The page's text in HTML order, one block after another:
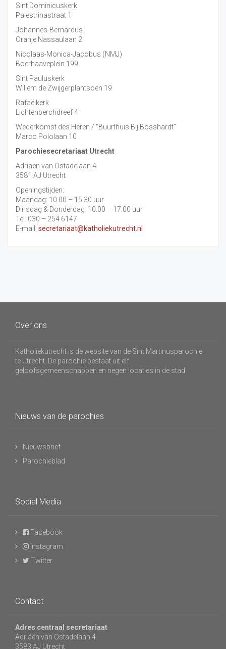
Sint Dominicuskerk
Palestrinastraat 1
Johannes-Bernardus
Oranje Nassaulaan 2
Nicolaas-Monica-Jacobus (NMJ)
Boerhaaveplein 199
Sint Pauluskerk
Willem de Zwijgerplantsoen 19
Rafaëlkerk
Lichtenberchdreef 4
Wederkomst des Heren / “Buurthuis Bij Bosshardt”
Marco Pololaan 10
Parochiesecretariaat Utrecht
Adriaen van Ostadelaan 4
3581 AJ Utrecht
Openingstijden:
Maandag: 10.00 – 15.30 uur
Dinsdag & Donderdag: 10.00 – 17.00 uur
Tel: 030 – 254 6147
E-mail: secretariaat@katholiekutrecht.nl
Over ons
Katholiekutrecht is de website van de Sint Martinusparochie
te Utrecht. De parochie bestaat uit elf
geloofsgemeenschappen en negen locaties in de stad.
Nieuws van de parochies
Nieuwsbrief
Parochieblad
Social Media
Facebook
Instagram
Twitter
Contact
Adres centraal secretariaat
Adriaen van Ostadelaan 4
3583 AJ Utrecht